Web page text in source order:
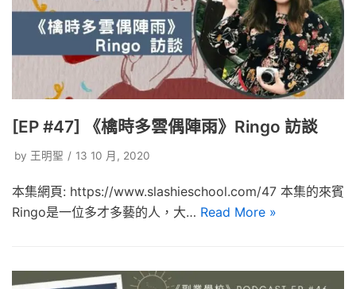
[EP #47] 《檎時多雲偶陣雨》Ringo 訪談
by 王明聖 13 10 月, 2020
本集網頁: https://www.slashieschool.com/47 本集的來賓
Ringo是一位多才多藝的人，大… Read More »